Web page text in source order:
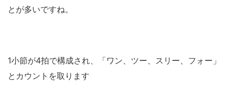
とが多いですね。
1小節が4拍で構成され、「ワン、ツー、スリー、フォー」
とカウントを取ります